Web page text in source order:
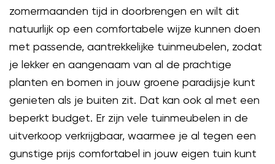
zomermaanden tijd in doorbrengen en wilt dit
natuurlijk op een comfortabele wijze kunnen doen
met passende, aantrekkelijke tuinmeubelen, zodat
je lekker en aangenaam van al de prachtige
planten en bomen in jouw groene paradijsje kunt
genieten als je buiten zit. Dat kan ook al met een
beperkt budget. Er zijn vele tuinmeubelen in de
uitverkoop verkrijgbaar, waarmee je al tegen een
gunstige prijs comfortabel in jouw eigen tuin kunt